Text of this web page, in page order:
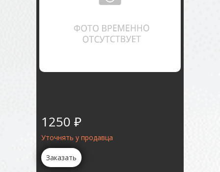
1250 ₽
Уточнять у продавца
Заказать